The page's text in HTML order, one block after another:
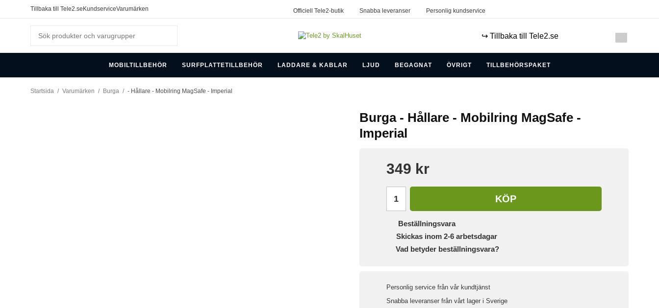
Tillbaka till Tele2.se KundserviceVarumärken Officiell Tele2-butik Snabba leveranser Personlig kundservice
↪️ Tillbaka till Tele2.se
MOBILTILLBEHÖR SURFPLATTETILLBEHÖR LADDARE & KABLAR LJUD BEGAGNAT ÖVRIGT TILLBEHÖRSPAKET
Startsida / Varumärken / Burga / - Hållare - Mobilring MagSafe - Imperial
Burga - Hållare - Mobilring MagSafe -
Imperial
349 kr
KÖP
Beställningsvara
Skickas inom 2-6 arbetsdagar
Vad betyder beställningsvara?
Personlig service från vår kundtjänst
Snabba leveranser från vårt lager i Sverige